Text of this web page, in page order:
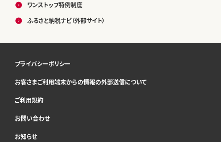
ワンストップ特例制度
ふるさと納税ナビ（外部サイト）
プライバシーポリシー
お客さまご利用端末からの情報の外部送信について
ご利用規約
お問い合わせ
お知らせ